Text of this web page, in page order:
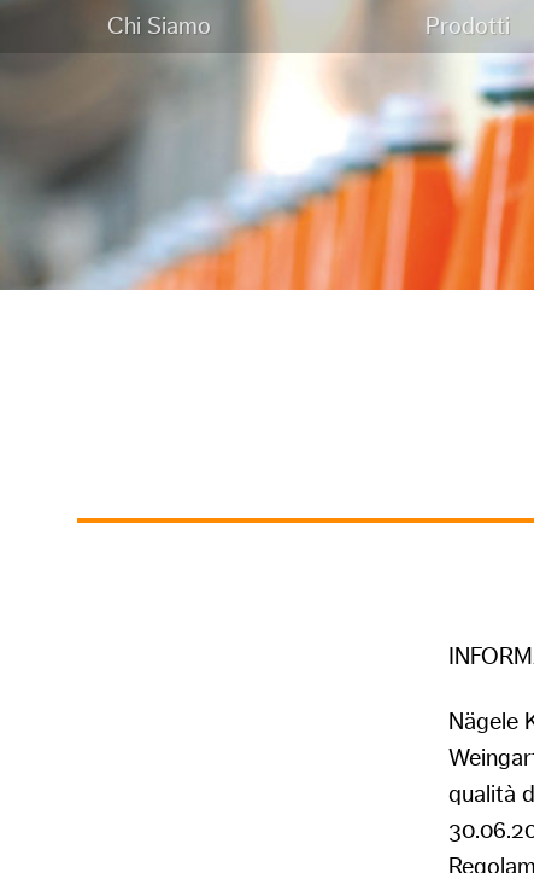
Chi Siamo Prodotti
Nägele
qualità